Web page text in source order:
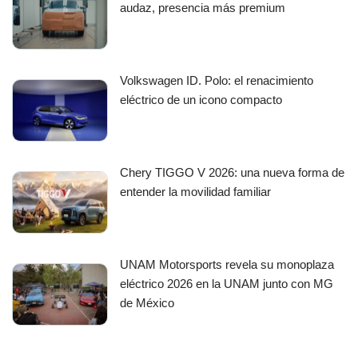
audaz, presencia más premium
Volkswagen ID. Polo: el renacimiento
eléctrico de un icono compacto
Chery TIGGO V 2026: una nueva forma de
entender la movilidad familiar
UNAM Motorsports revela su monoplaza
eléctrico 2026 en la UNAM junto con MG
de México